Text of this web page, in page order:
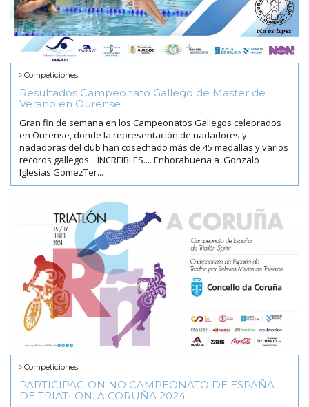
Competiciones
Resultados Campeonato Gallego de Master de
Verano en Ourense
Gran fin de semana en los Campeonatos Gallegos celebrados
en Ourense, donde la representación de nadadores y
nadadoras del club han cosechado más de 45 medallas y varios
records gallegos... INCREIBLES.... Enhorabuena a Gonzalo
Iglesias GomezTer...
Competiciones
PARTICIPACION NO CAMPEONATO DE ESPAÑA
DE TRIATLON. A CORUÑA 2024